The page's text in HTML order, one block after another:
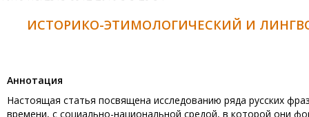
ИСТОРИКО-ЭТИМОЛОГИЧЕСКИЙ И
Aннотация
Настоящая статья посвящена исследованию ряда русских
времени, с социально-национальной средой, в которой они